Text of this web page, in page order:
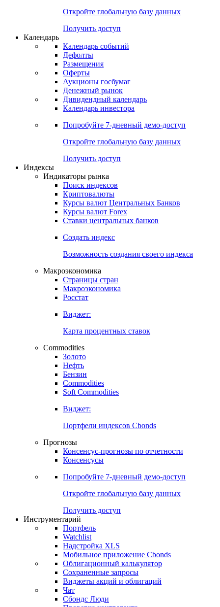
Откройте глобальную базу данных
Получить доступ
Календарь
Календарь событий
Дефолты
Размещения
Оферты
Аукционы госбумаг
Денежный рынок
Дивидендный календарь
Календарь инвестора
Попробуйте 7-дневный демо-доступ
Откройте глобальную базу данных
Получить доступ
Индексы
Индикаторы рынка
Поиск индексов
Криптовалюты
Курсы валют Центральных Банков
Курсы валют Forex
Ставки центральных банков
Создать индекс
Возможность создания своего индекса
Макроэкономика
Страницы стран
Макроэкономика
Росстат
Виджет:
Карта процентных ставок
Commodities
Золото
Нефть
Бензин
Commodities
Soft Commodities
Виджет:
Портфели индексов Cbonds
Прогнозы
Консенсус-прогнозы по отчетности
Консенсусы
Попробуйте 7-дневный демо-доступ
Откройте глобальную базу данных
Получить доступ
Инструментарий
Портфель
Watchlist
Надстройка XLS
Мобильное приложение Cbonds
Облигационный калькулятор
Сохраненные запросы
Виджеты акций и облигаций
Чат
Сбондс Люди